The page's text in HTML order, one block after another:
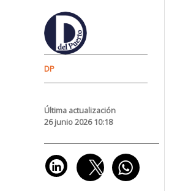
DP
Última actualización
26 junio 2026 10:18